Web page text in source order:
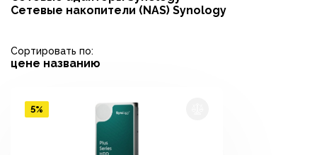
Сетевые накопители (NAS) Synology
Сортировать по:
цене названию
5%